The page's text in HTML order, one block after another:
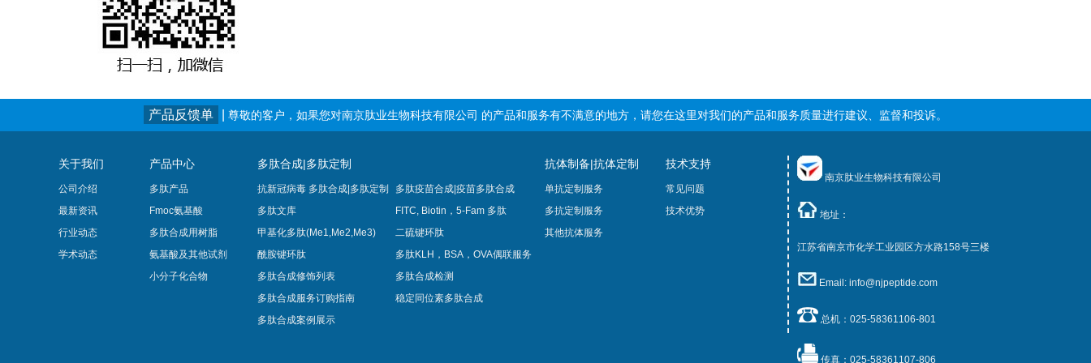
产品反馈单 尊敬的客户，如果您对南京肽业生物科技有限公司 的产品和服务有不满意的地方，请您在这里对我们的产品和服务质量进行建议、监督和投诉。
关于我们
公司介绍
最新资讯
行业动态
学术动态
产品中心
多肽产品
Fmoc氨基酸
多肽合成用树脂
氨基酸及其他试剂
小分子化合物
多肽合成|多肽定制
抗新冠病毒 多肽合成|多肽定制
多肽疫苗合成|疫苗多肽​合成
多肽文库
FITC, Biotin，5-Fam 多肽
甲基化多肽(Me1,Me2,Me3)
二硫键环肽
酰胺键环肽
多肽KLH，BSA，OVA偶联服务
多肽合成修饰列表
多肽合成检测
多肽合成服务订购指南
稳定同位素多肽合成
多肽合成案例展示
抗体制备|抗体定制
单抗定制服务
多抗定制服务
其他抗体服务
技术支持
常见问题
技术优势
南京肽业生物科技有限公司
地址：
江苏省南京市化学工业园区方水路158号三楼
Email: info@njpeptide.com
总机：025-58361106-801
传真：025-58361107-806